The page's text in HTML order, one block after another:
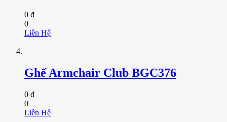
0 đ
0
Liên Hệ
Ghế Armchair Club BGC376
0 đ
0
Liên Hệ